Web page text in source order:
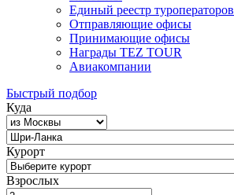
Единый реестр туроператоров
Отправляющие офисы
Принимающие офисы
Награды TEZ TOUR
Авиакомпании
Быстрый подбор
Куда
Курорт
Взрослых